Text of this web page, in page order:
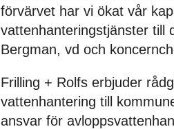
förvärvet har vi ökat vår
vattenhanteringstjänster till
Bergman, vd och
Frilling + Rolfs erbjuder
vattenhantering till
ansvar för